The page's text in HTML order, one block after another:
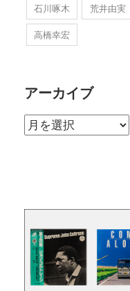
石川啄木
荒井由実
高橋幸宏
アーカイブ
ア